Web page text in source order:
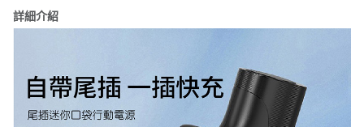
詳細介紹